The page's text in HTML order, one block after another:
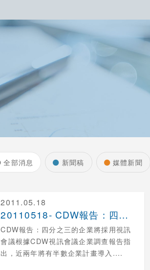
全部消息 新聞稿 媒體新聞
2011.05.18
20110518- CDW報告：四分之三的企業將採....
CDW報告：四分之三的企業將採用視訊
會議根據CDW視訊會議企業調查報告指
出，近兩年將有半數企業計畫導入....